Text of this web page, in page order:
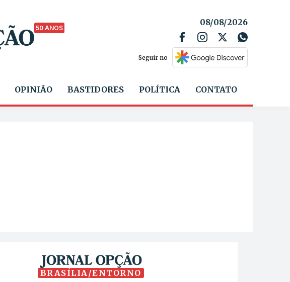
50 ANOS
08/08/2026
Seguir no
OPINIÃO BASTIDORES POLÍTICA CONTATO
BRASÍLIA/ENTORNO